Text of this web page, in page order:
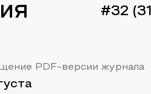
#32
PDF-версии журнала